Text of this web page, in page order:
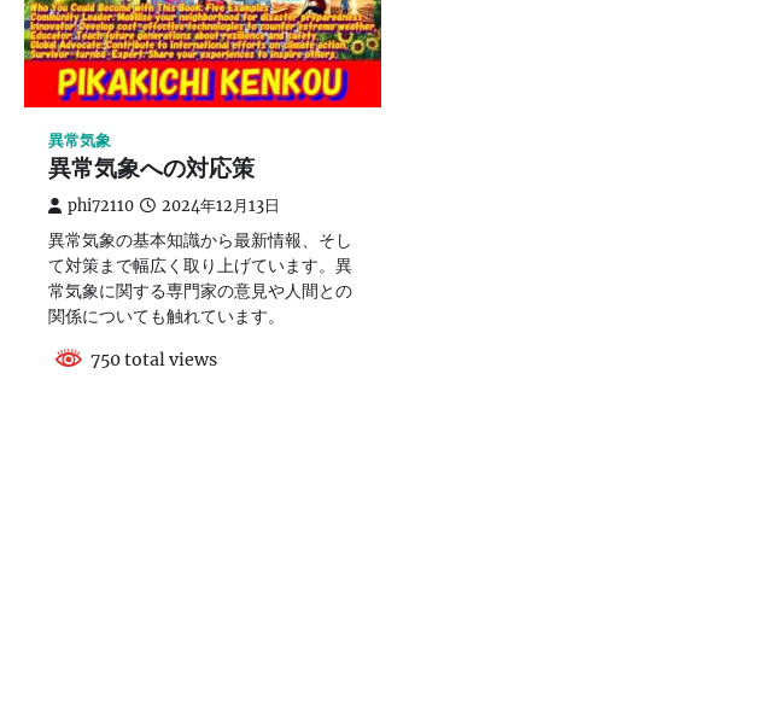
異常気象
異常気象への対応策
phi72110 2024年12月13日
異常気象の基本知識から最新情報、そし
て対策まで幅広く取り上げています。異
常気象に関する専門家の意見や人間との
関係についても触れています。
750 total views